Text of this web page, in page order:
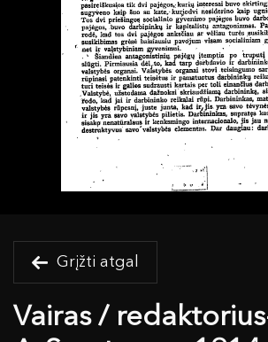
Grįžti atgal
Vairas /